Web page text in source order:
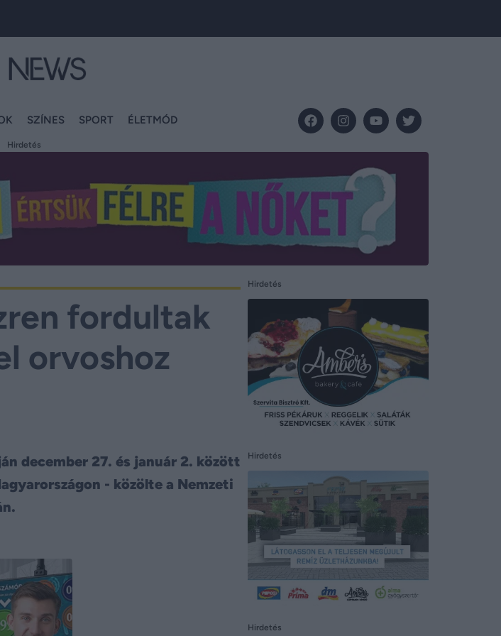
SZÍNES SPORT ÉLETMÓD
Hirdetés
fordultak
orvoshoz
december 27. és január 2. között
- közölte a Nemzeti
Hirdetés
Hirdetés
Hirdetés